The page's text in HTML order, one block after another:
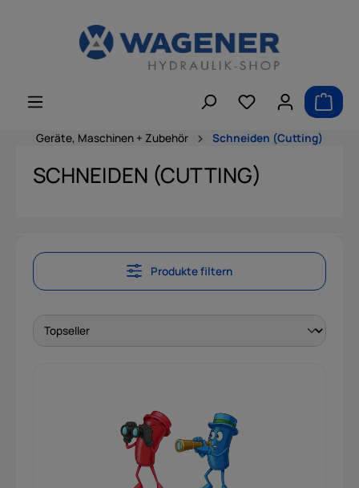
Geräte, Maschinen + Zubehör Schneiden (Cutting)
SCHNEIDEN (CUTTING)
Produkte filtern